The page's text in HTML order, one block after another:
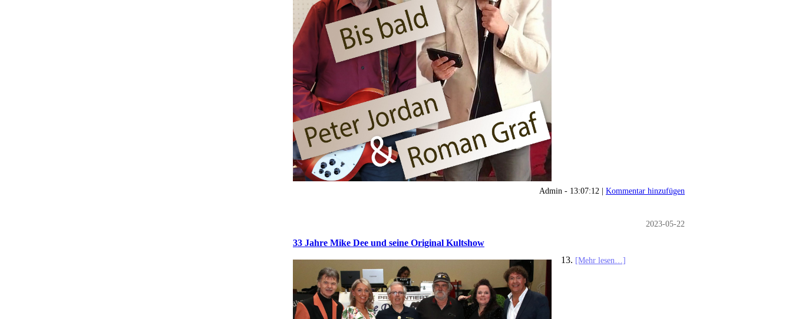
Admin - 13:07:12 | Kommentar hinzufügen
2023-05-22
33 Jahre Mike Dee und seine Original Kultshow
13. [Mehr lesen…]